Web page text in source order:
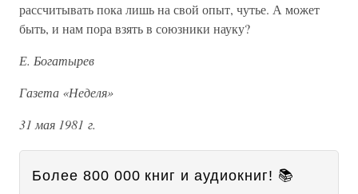
рассчитывать пока лишь на свой опыт, чутье. А может
быть, и нам пора взять в союзники науку?
Е. Богатырев
Газета «Неделя»
31 мая 1981 г.
Более 800 000 книг и аудиокниг! 📚